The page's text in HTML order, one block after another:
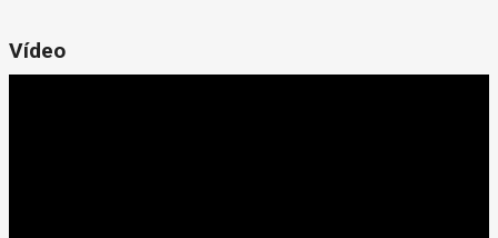
Vídeo